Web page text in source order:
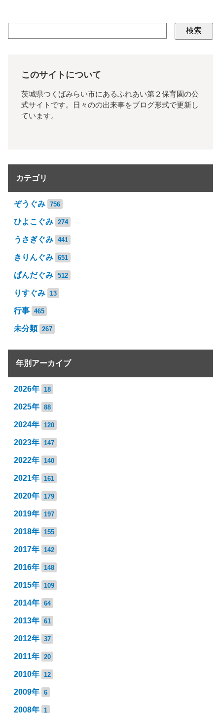
検索
このサイトについて
茨城県つくばみらい市にあるふれあい第２保育園の公
式サイトです。日々のの出来事をブログ形式で更新し
ています。
カテゴリ
ぞうぐみ 756
ひよこぐみ 274
うさぎぐみ 441
きりんぐみ 651
ぱんだぐみ 512
りすぐみ 13
行事 465
未分類 267
年別アーカイブ
2026年 18
2025年 88
2024年 120
2023年 147
2022年 140
2021年 161
2020年 179
2019年 197
2018年 155
2017年 142
2016年 148
2015年 109
2014年 64
2013年 61
2012年 37
2011年 20
2010年 12
2009年 6
2008年 1